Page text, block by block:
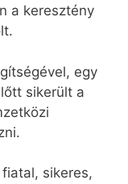
a keresztény
egy
sikerült a
sikeres,